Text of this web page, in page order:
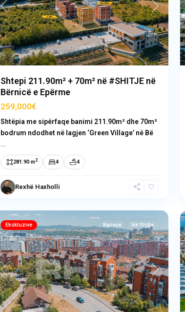
Previous Next
Shtepi 211.90m² + 70m² në #SHITJE në
Bërnicë e Epërme
259,000€
Shtëpia me sipërfaqe banimi 211.90m² dhe 70m²
bodrum ndodhet në lagjen ‘Green Village’ në Bë
...
281.90 m2 4 4
Rexhë Haxholli
Bregu
Diellit,
Previous Next
Ekskluzive Banesë Në Shitje